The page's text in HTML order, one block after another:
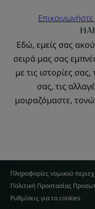
Εδώ, εμείς σας
σειρά μας σας
με τις ιστορίες σας,
σας, τις
μοιραζόμαστε,
Πληροφορίες νομικού
Πολιτική Προστασίας
Ρυθμίσεις για τα cookies